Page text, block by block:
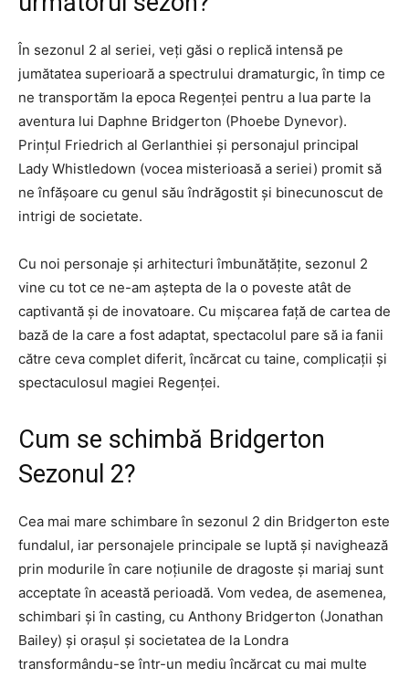
În sezonul 2 al seriei, veți găsi o replică intensă pe
jumătatea superioară a spectrului dramaturgic, în timp ce
ne transportăm la epoca Regenței pentru a lua parte la
aventura lui Daphne Bridgerton (Phoebe Dynevor).
Prințul Friedrich al Gerlanthiei și personajul principal
Lady Whistledown (vocea misterioasă a seriei) promit să
ne înfășoare cu genul său îndrăgostit și binecunoscut de
intrigi de societate.
Cu noi personaje și arhitecturi îmbunătățite, sezonul 2
vine cu tot ce ne-am aștepta de la o poveste atât de
captivantă și de inovatoare. Cu mișcarea față de cartea de
bază de la care a fost adaptat, spectacolul pare să ia fanii
către ceva complet diferit, încărcat cu taine, complicații și
spectaculosul magiei Regenței.
Cum se schimbă Bridgerton
Sezonul 2?
Cea mai mare schimbare în sezonul 2 din Bridgerton este
fundalul, iar personajele principale se luptă și navighează
prin modurile în care noțiunile de dragoste și mariaj sunt
acceptate în această perioadă. Vom vedea, de asemenea,
schimbari și în casting, cu Anthony Bridgerton (Jonathan
Bailey) și orașul și societatea de la Londra
transformându-se într-un mediu încărcat cu mai multe